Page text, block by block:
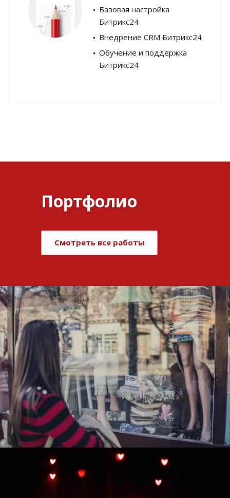
Базовая настройка
Битрикс24
Внедрение CRM Битрикс24
Обучение и поддержка
Битрикс24
Портфолио
Смотреть все работы
Развитие и поддержка интернет-
витрины StepClub
Смотреть проект